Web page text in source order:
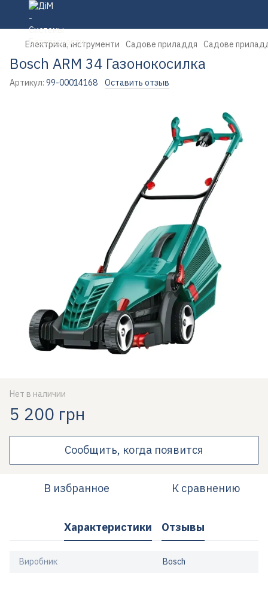
Електрика, інструменти Садове приладдя Садове
Bosch ARM 34 Газонокосилка
Артикул: 99-00014168 Оставить отзыв
Нет в наличии
5 200 грн
Сообщить, когда появится
В избранное К сравнению
Характеристики Отзывы
Виробник Bosch